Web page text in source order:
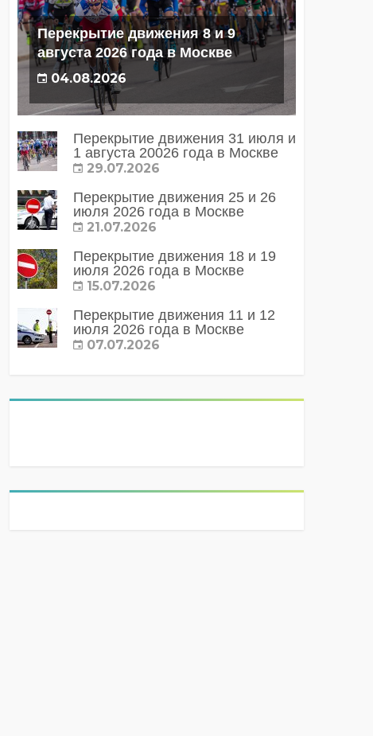
Перекрытие движения 8 и 9
августа 2026 года в Москве
04.08.2026
Перекрытие движения 31 июля и
1 августа 20026 года в Москве
29.07.2026
Перекрытие движения 25 и 26
июля 2026 года в Москве
21.07.2026
Перекрытие движения 18 и 19
июля 2026 года в Москве
15.07.2026
Перекрытие движения 11 и 12
июля 2026 года в Москве
07.07.2026